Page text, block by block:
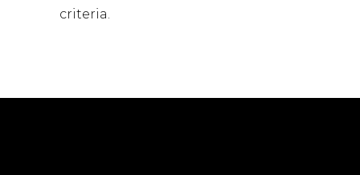
criteria.